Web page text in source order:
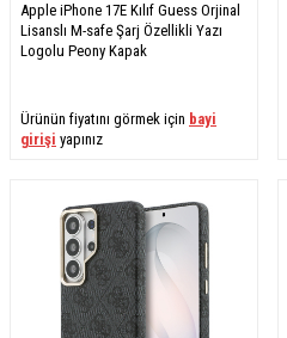
Apple iPhone 17E Kılıf Guess Orjinal
Lisanslı M-safe Şarj Özellikli Yazı
Logolu Peony Kapak
Ürünün fiyatını görmek için bayi
girişi yapınız